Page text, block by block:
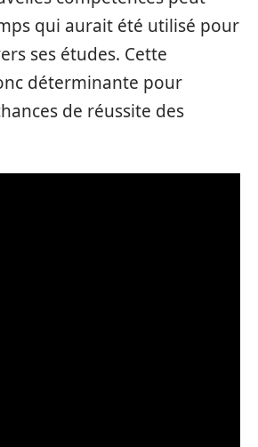
qui aurait été utilisé pour
ses études. Cette
déterminante pour
de réussite des